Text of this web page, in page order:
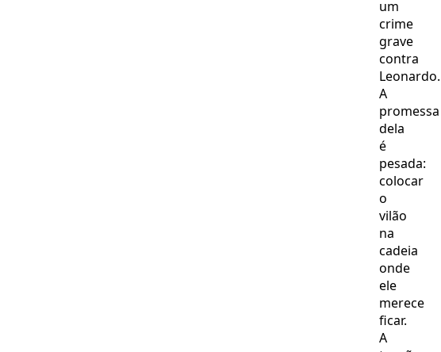
um
crime
grave
contra
Leonardo.
A
promessa
dela
é
pesada:
colocar
o
vilão
na
cadeia
onde
ele
merece
ficar.
A